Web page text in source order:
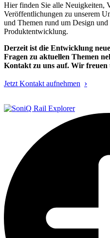
Hier finden Sie alle Neuigkeiten,
Veröffentlichungen zu unserem
und Themen rund um Design
Produktentwicklung.
Derzeit ist die Entwicklung
Fragen zu aktuellen Themen
Kontakt zu uns auf. Wir freuen
Jetzt Kontakt aufnehmen